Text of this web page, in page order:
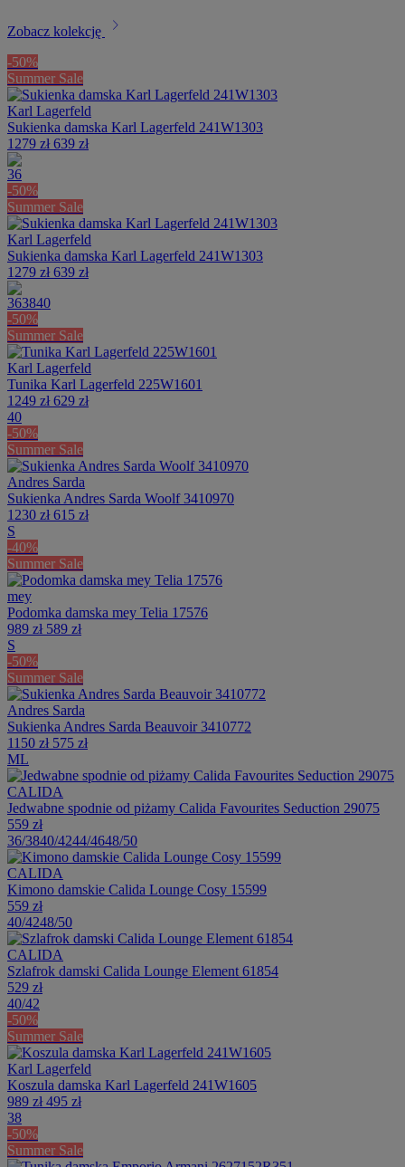
Zobacz kolekcję chevron_right
-50%
Summer Sale
Karl Lagerfeld
Sukienka damska Karl Lagerfeld 241W1303
1279 zł 639 zł
36
-50%
Summer Sale
Karl Lagerfeld
Sukienka damska Karl Lagerfeld 241W1303
1279 zł 639 zł
363840
-50%
Summer Sale
Karl Lagerfeld
Tunika Karl Lagerfeld 225W1601
1249 zł 629 zł
40
-50%
Summer Sale
Andres Sarda
Sukienka Andres Sarda Woolf 3410970
1230 zł 615 zł
S
-40%
Summer Sale
mey
Podomka damska mey Telia 17576
989 zł 589 zł
S
-50%
Summer Sale
Andres Sarda
Sukienka Andres Sarda Beauvoir 3410772
1150 zł 575 zł
ML
CALIDA
Jedwabne spodnie od piżamy Calida Favourites Seduction 29075
559 zł
36/3840/4244/4648/50
CALIDA
Kimono damskie Calida Lounge Cosy 15599
559 zł
40/4248/50
CALIDA
Szlafrok damski Calida Lounge Element 61854
529 zł
40/42
-50%
Summer Sale
Karl Lagerfeld
Koszula damska Karl Lagerfeld 241W1605
989 zł 495 zł
38
-50%
Summer Sale